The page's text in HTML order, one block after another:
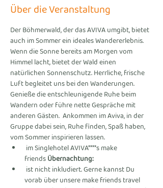
Über die Veranstaltung
Der Böhmerwald, der das AVIVA umgibt, bietet
auch im Sommer ein ideales Wandererlebnis.
Wenn die Sonne bereits am Morgen vom
Himmel lacht, bietet der Wald einen
natürlichen Sonnenschutz. Herrliche, frische
Luft begleitet uns bei den Wanderungen.
Genieße die entschleunigende Ruhe beim
Wandern oder führe nette Gespräche mit
anderen Gästen.  Ankommen im Aviva, in der
Gruppe dabei sein, Ruhe finden, Spaß haben,
vom Sommer inspirieren lassen.
friends Übernachtung:
vorab über unsere make friends travel